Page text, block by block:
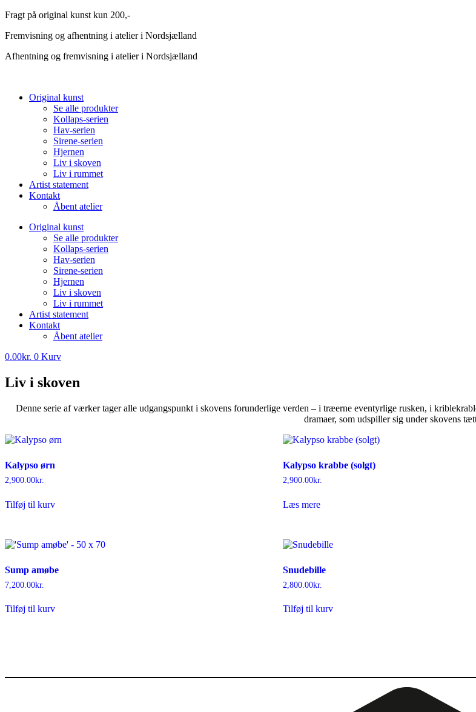
Videre
indhold
Fragt på original kunst kun 200,-
Fremvisning og afhentning i atelier i Nordsjælland
Afhentning og fremvisning i atelier i Nordsjælland
Original kunst
Se alle produkter
Kollaps-serien
Hav-serien
Sirene-serien
Hjernen
Liv i skoven
Liv i rummet
Artist statement
Kontakt
Åbent atelier
Original kunst
Se alle produkter
Kollaps-serien
Hav-serien
Sirene-serien
Hjernen
Liv i skoven
Liv i rummet
Artist statement
Kontakt
Åbent atelier
0.00kr. 0 Kurv
Liv i skoven
Denne serie af værker tager alle udgangspunkt i skovens forunderlige verden – i træerne eventyrlige rusken, i
dramaer, som udspiller sig under skovens
Kalypso ørn
2,900.00kr.
Tilføj til kurv
Kalypso krabbe (solgt)
2,900.00kr.
Læs mere
Sump amøbe
7,200.00kr.
Tilføj til kurv
Snudebille
2,800.00kr.
Tilføj til kurv